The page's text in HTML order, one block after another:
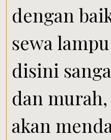
dengan
sewa
disini
dan
akan